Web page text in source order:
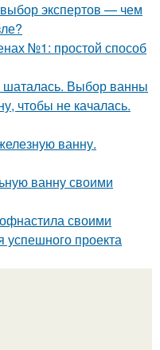
экспертов — чем
№1: простой способ
шаталась. Выбор ванны
чтобы не качалась.
ванну.
ванну своими
своими
успешного проекта